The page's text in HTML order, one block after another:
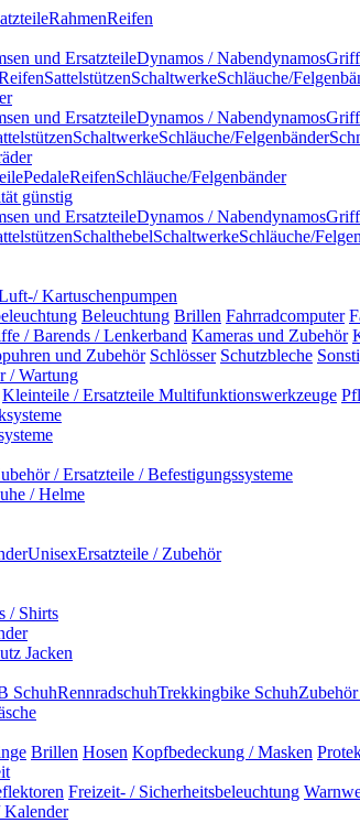
RahmenReifen
und ErsatzteileDynamos / Nabendynamos
SattelstützenSchaltwerkeSchläuche/
und ErsatzteileDynamos / Nabendynamos
SchaltwerkeSchläuche/Felgenbänder
PedaleReifenSchläuche/Felgenbänder
günstig
und ErsatzteileDynamos / Nabendynamos
SchalthebelSchaltwerkeSchläuche/
Kartuschenpumpen
Beleuchtung Brillen Fahrradcomputer
/ Barends / Lenkerband Kameras und Zubehör
und Zubehör Schlösser Schutzbleche
/ Wartung
Kleinteile / Ersatzteile Multifunktionswerkzeuge
/ Ersatzteile / Befestigungssysteme
/ Helme
UnisexErsatzteile / Zubehör
/ Shirts
Jacken
SchuhRennradschuhTrekkingbike Schuh
Brillen Hosen Kopfbedeckung / Masken
Freizeit- / Sicherheitsbeleuchtung
Kalender